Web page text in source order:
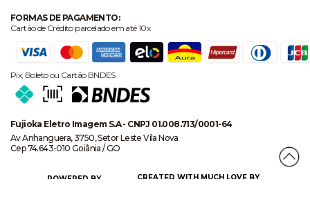
FORMAS DE PAGAMENTO:
Cartão de Crédito parcelado em até 10x
Pix, Boleto ou Cartão BNDES
Fujioka Eletro Imagem S.A - CNPJ 01.008.713/0001-64
Av Anhanguera, 3750, Setor Leste Vila Nova
Cep 74.643-010 Goiânia / GO
POWERED BY CREATED WITH MUCH LOVE BY